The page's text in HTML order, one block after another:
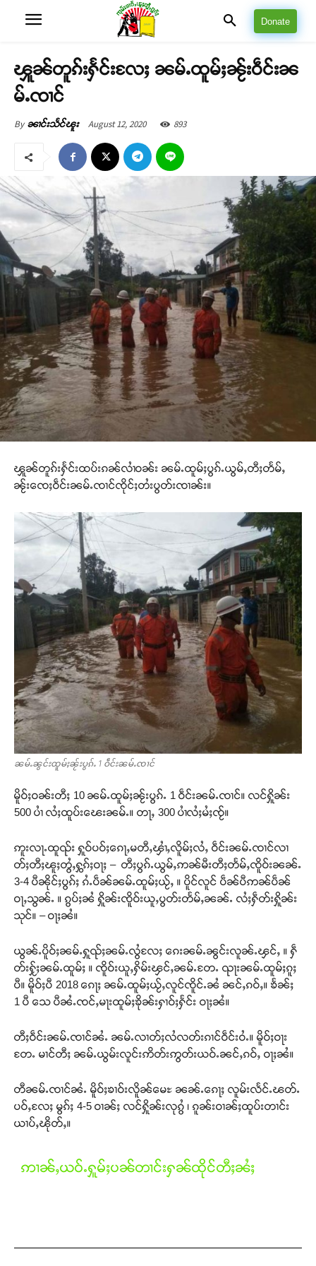
Donate
ၾူၼ်တူၵ်းႁႅင်းလႄႈ ၼမ်ႉထူမ်ႈၼႂ်းဝဵင်းၼ
မ်ႉၸၢင်
By ၼၢင်းသႅင်ၽူး August 12, 2020 893
ၾူၼ်တူၵ်းႁႅင်းထပ်းၵၼ်လၢႆဝၼ်း ၼမ်ႉထူမ်ႈပွၵ်ႉယွမ်ႇတီႈတႅမ်ႇ
ၼႂ်းၸေႈဝဵင်းၼမ်ႉၸၢင်ၸိုင်ႈတႆးပွတ်းၸၢၼ်း။
ၼမ်ႉၼွင်းထူမ်ႈၼႂ်းပွၵ်ႉ 1 ဝဵင်းၼမ်ႉၸၢင်
မိူဝ်ႈဝၼ်းတီႈ 10 ၼမ်ႉထူမ်ႈၼႂ်းပွၵ်ႉ 1 ဝဵင်းၼမ်ႉၸၢင်။ လင်ႁိူၼ်း
500 ပၢႆ လႆႈထူပ်းၽေးၼမ်ႉ။ တႃႇ 300 ပၢႆလႆႈမႆႈၸႂ်။
ဢူးလႃႉထူၺ်း ႁူဝ်ပဝ်ႈၵေႃႇမတီႇၾၢႆႇလိူမ်ႈလႆႇ ဝဵင်းၼမ်ႉၸၢင်လၢ
တ်ႈတီႈၽူႈတွႆႇႁွၵ်ႈဝႃႈ – တီႈပွၵ်ႉယွမ်ႇဢၼ်မီးတီႈတႅမ်ႇၸိူဝ်းၼၼ်ႉ
3-4 ပီၼိုင်ႈပွၵ်ႈ ၵႆႉပဵၼ်ၼမ်ႉထူမ်ႈယႂ်ႇ ။ ပိူင်လူင် ပဵၼ်ပီဢၼ်ပဵၼ်
ဝႃႇသွၼ်ႉ ။ ၵွပ်ႈၼႆ ႁိူၼ်းၸိူဝ်းယူႇပွတ်းတႅမ်ႇၼၼ်ႉ လႆႈႁဵတ်းႁိူၼ်း
သုင်။ – ဝႃႈၼႆ။
ယွၼ်ႉပိူဝ်ႈၼမ်ႉႁူၺ်ႈၼမ်ႉလွႆလႄႈ ၵေးၼမ်ႉၼွင်းလူၼ်ႉၾင်ႇ ။ ႁဵ
တ်းႁႂ်ႈၼမ်ႉထူမ်ႈ ။ ၸိူဝ်းယူႇႁိမ်းၾင်ႇၼမ်ႉတႄႉ ၺႃးၼမ်ႉထူမ်ႈၵူႈ
ပီ။ မိူဝ်ႈပီ 2018 ၵေႃႈ ၼမ်ႉထူမ်ႈယႂ်ႇလူင်ၸိူင်ႉၼႆ ၼင်ႇၵဝ်ႇ။ ၶႅၼ်ႈ
1 ပီ သေ ပီၼႆႉၸင်ႇမႃးထူမ်ႈၶိုၼ်းႁၢဝ်ႈႁႅင်း ဝႃႈၼႆ။
တီႈဝဵင်းၼမ်ႉၸၢင်ၼႆႉ ၼမ်ႉလၢတ်ႈလႆလတ်းၵၢင်ဝဵင်းဝႆႉ။ မိူဝ်ႈဝႃး
တႄႉ မၢင်တီႈ ၼမ်ႉယွမ်းလူင်းဢိတ်းဢွတ်းယဝ်ႉၼင်ႇၵဝ်ႇ ဝႃႈၼႆ။
တီၼမ်ႉၸၢင်ၼႆႉ မိူဝ်ႈၶၢဝ်းလိူၼ်မေႊ ၼၼ်ႉၵေႃႈ လူမ်းလႅင်ႉၽတ်ႉ
ပဝ်ႇလႄႈ မွၵ်ႈ 4-5 ဝၢၼ်ႈ လင်ႁိူၼ်းလုၵွႆ ၊ ၵူၼ်းဝၢၼ်ႈထူပ်းတၢင်း
ယၢပ်ႇၽိုတ်ႇ။
ဢၢၼ်ႇယဝ်ႉႁူမ်ႈပၼ်တၢင်းႁၼ်ထိုင်တီႈၼႆႈ